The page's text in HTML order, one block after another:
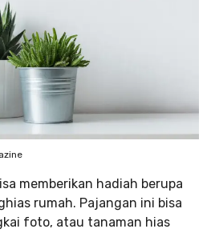
memberikan hadiah berupa
rumah. Pajangan ini bisa
foto, atau tanaman hias